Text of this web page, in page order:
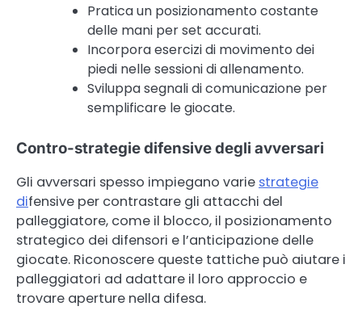
Pratica un posizionamento costante
delle mani per set accurati.
Incorpora esercizi di movimento dei
piedi nelle sessioni di allenamento.
Sviluppa segnali di comunicazione per
semplificare le giocate.
Contro-strategie difensive degli avversari
Gli avversari spesso impiegano varie strategie
difensive per contrastare gli attacchi del
palleggiatore, come il blocco, il posizionamento
strategico dei difensori e l’anticipazione delle
giocate. Riconoscere queste tattiche può aiutare i
palleggiatori ad adattare il loro approccio e
trovare aperture nella difesa.